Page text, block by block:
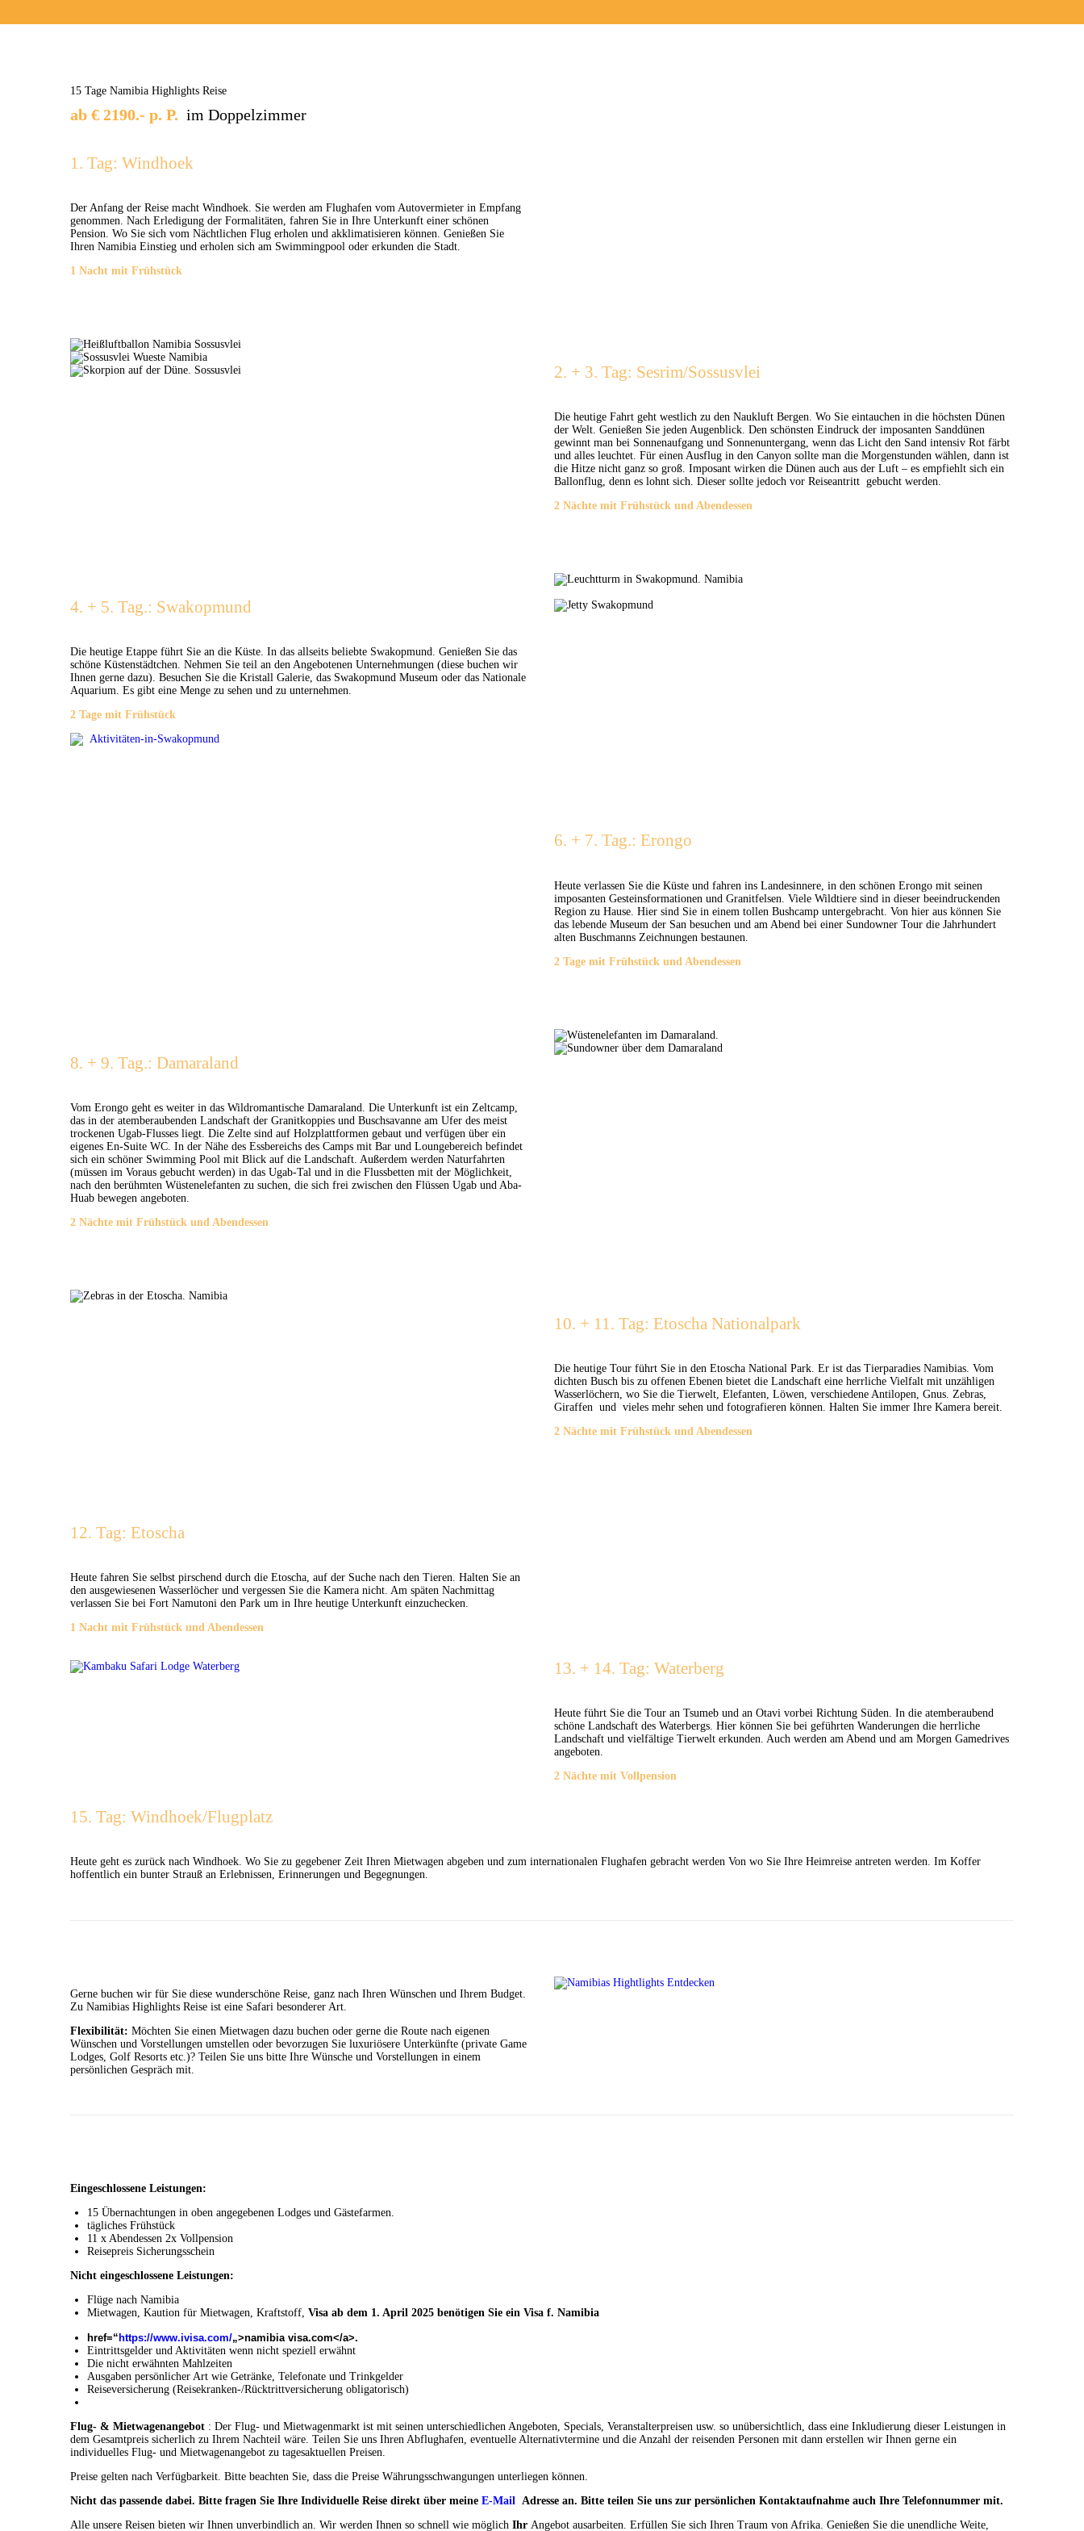
KONTAKT
15 Tage Namibia Highlights Reise
ab € 2190.- p. P. im Doppelzimmer
1. Tag: Windhoek
Der Anfang der Reise macht Windhoek. Sie werden am Flughafen vom Autovermieter in Empfang
genommen. Nach Erledigung der Formalitäten, fahren Sie in Ihre Unterkunft einer schönen
Pension. Wo Sie sich vom Nächtlichen Flug erholen und akklimatisieren können. Genießen Sie
Ihren Namibia Einstieg und erholen sich am Swimmingpool oder erkunden die Stadt.
1 Nacht mit Frühstück
2. + 3. Tag: Sesrim/Sossusvlei
Die heutige Fahrt geht westlich zu den Naukluft Bergen. Wo Sie eintauchen in die höchsten Dünen
der Welt. Genießen Sie jeden Augenblick. Den schönsten Eindruck der imposanten Sanddünen
gewinnt man bei Sonnenaufgang und Sonnenuntergang, wenn das Licht den Sand intensiv Rot färbt
und alles leuchtet. Für einen Ausflug in den Canyon sollte man die Morgenstunden wählen, dann ist
die Hitze nicht ganz so groß. Imposant wirken die Dünen auch aus der Luft – es empfiehlt sich ein
Ballonflug, denn es lohnt sich. Dieser sollte jedoch vor Reiseantritt gebucht werden.
2 Nächte mit Frühstück und Abendessen
4. + 5. Tag.: Swakopmund
Die heutige Etappe führt Sie an die Küste. In das allseits beliebte Swakopmund. Genießen Sie das
schöne Küstenstädtchen. Nehmen Sie teil an den Angebotenen Unternehmungen (diese buchen wir
Ihnen gerne dazu). Besuchen Sie die Kristall Galerie, das Swakopmund Museum oder das Nationale
Aquarium. Es gibt eine Menge zu sehen und zu unternehmen.
2 Tage mit Frühstück
Aktivitäten-in-Swakopmund
6. + 7. Tag.: Erongo
Heute verlassen Sie die Küste und fahren ins Landesinnere, in den schönen Erongo mit seinen
imposanten Gesteinsformationen und Granitfelsen. Viele Wildtiere sind in dieser beeindruckenden
Region zu Hause. Hier sind Sie in einem tollen Bushcamp untergebracht. Von hier aus können Sie
das lebende Museum der San besuchen und am Abend bei einer Sundowner Tour die Jahrhundert
alten Buschmanns Zeichnungen bestaunen.
2 Tage mit Frühstück und Abendessen
8. + 9. Tag.: Damaraland
Vom Erongo geht es weiter in das Wildromantische Damaraland. Die Unterkunft ist ein Zeltcamp,
das in der atemberaubenden Landschaft der Granitkoppies und Buschsavanne am Ufer des meist
trockenen Ugab-Flusses liegt. Die Zelte sind auf Holzplattformen gebaut und verfügen über ein
eigenes En-Suite WC. In der Nähe des Essbereichs des Camps mit Bar und Loungebereich befindet
sich ein schöner Swimming Pool mit Blick auf die Landschaft. Außerdem werden Naturfahrten
(müssen im Voraus gebucht werden) in das Ugab-Tal und in die Flussbetten mit der Möglichkeit,
nach den berühmten Wüstenelefanten zu suchen, die sich frei zwischen den Flüssen Ugab und Aba-
Huab bewegen angeboten.
2 Nächte mit Frühstück und Abendessen
10. + 11. Tag: Etoscha Nationalpark
Die heutige Tour führt Sie in den Etoscha National Park. Er ist das Tierparadies Namibias. Vom
dichten Busch bis zu offenen Ebenen bietet die Landschaft eine herrliche Vielfalt mit unzähligen
Wasserlöchern, wo Sie die Tierwelt, Elefanten, Löwen, verschiedene Antilopen, Gnus. Zebras,
Giraffen und vieles mehr sehen und fotografieren können. Halten Sie immer Ihre Kamera bereit.
2 Nächte mit Frühstück und Abendessen
12. Tag: Etoscha
Heute fahren Sie selbst pirschend durch die Etoscha, auf der Suche nach den Tieren. Halten Sie an
den ausgewiesenen Wasserlöcher und vergessen Sie die Kamera nicht. Am späten Nachmittag
verlassen Sie bei Fort Namutoni den Park um in Ihre heutige Unterkunft einzuchecken.
1 Nacht mit Frühstück und Abendessen
13. + 14. Tag: Waterberg
Heute führt Sie die Tour an Tsumeb und an Otavi vorbei Richtung Süden. In die atemberaubend
schöne Landschaft des Waterbergs. Hier können Sie bei geführten Wanderungen die herrliche
Landschaft und vielfältige Tierwelt erkunden. Auch werden am Abend und am Morgen Gamedrives
angeboten.
2 Nächte mit Vollpension
15. Tag: Windhoek/Flugplatz
Heute geht es zurück nach Windhoek. Wo Sie zu gegebener Zeit Ihren Mietwagen abgeben und zum internationalen Flughafen gebracht werden Von wo Sie Ihre Heimreise antreten werden. Im Koffer
hoffentlich ein bunter Strauß an Erlebnissen, Erinnerungen und Begegnungen.
Gerne buchen wir für Sie diese wunderschöne Reise, ganz nach Ihren Wünschen und Ihrem Budget.
Zu Namibias Highlights Reise ist eine Safari besonderer Art.
Flexibilität: Möchten Sie einen Mietwagen dazu buchen oder gerne die Route nach eigenen
Wünschen und Vorstellungen umstellen oder bevorzugen Sie luxuriösere Unterkünfte (private Game
Lodges, Golf Resorts etc.)? Teilen Sie uns bitte Ihre Wünsche und Vorstellungen in einem
persönlichen Gespräch mit.
Eingeschlossene Leistungen:
15 Übernachtungen in oben angegebenen Lodges und Gästefarmen.
tägliches Frühstück
11 x Abendessen 2x Vollpension
Reisepreis Sicherungsschein
Nicht eingeschlossene Leistungen:
Flüge nach Namibia
Mietwagen, Kaution für Mietwagen, Kraftstoff, Visa ab dem 1. April 2025 benötigen Sie ein Visa f. Namibia
href=“ https://www.ivisa.com/„>namibia visa.com</a>.
Eintrittsgelder und Aktivitäten wenn nicht speziell erwähnt
Die nicht erwähnten Mahlzeiten
Ausgaben persönlicher Art wie Getränke, Telefonate und Trinkgelder
Reiseversicherung (Reisekranken-/Rücktrittversicherung obligatorisch)
Flug- & Mietwagenangebot : Der Flug- und Mietwagenmarkt ist mit seinen unterschiedlichen Angeboten, Specials, Veranstalterpreisen usw. so unübersichtlich, dass eine Inkludierung dieser Leistungen in
dem Gesamtpreis sicherlich zu Ihrem Nachteil wäre. Teilen Sie uns Ihren Abflughafen, eventuelle Alternativtermine und die Anzahl der reisenden Personen mit dann erstellen wir Ihnen gerne ein
individuelles Flug- und Mietwagenangebot zu tagesaktuellen Preisen.
Preise gelten nach Verfügbarkeit. Bitte beachten Sie, dass die Preise Währungsschwangungen unterliegen können.
Nicht das passende dabei. Bitte fragen Sie Ihre Individuelle Reise direkt über meine E-Mail Adresse an. Bitte teilen Sie uns zur persönlichen Kontaktaufnahme auch Ihre Telefonnummer mit.
Alle unsere Reisen bieten wir Ihnen unverbindlich an. Wir werden Ihnen so schnell wie möglich Ihr Angebot ausarbeiten. Erfüllen Sie sich Ihren Traum von Afrika. Genießen Sie die unendliche Weite,